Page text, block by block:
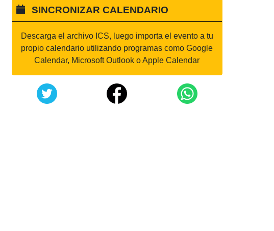
SINCRONIZAR CALENDARIO
Descarga el archivo ICS, luego importa el evento a tu
propio calendario utilizando programas como Google
Calendar, Microsoft Outlook o Apple Calendar